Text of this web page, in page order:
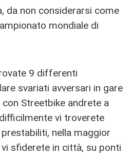
da non considerarsi come
mondiale di
9 differenti
svariati avversari in gare
Streetbike andrete a
vi troverete
nella maggior
sfiderete in città, su ponti